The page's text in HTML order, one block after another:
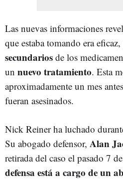
Las nuevas informaciones
que estaba tomando era
secundarios de los
un nuevo tratamiento. Esta
aproximadamente un mes
fueran asesinados.
Nick Reiner ha luchado
Su abogado defensor, Alan
retirada del caso el pasado 7
defensa está a cargo de un